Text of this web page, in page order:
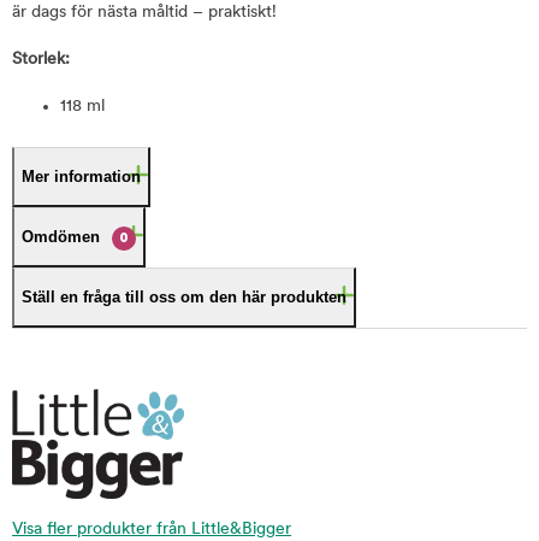
är dags för nästa måltid – praktiskt!
Storlek:
118 ml
Mer information
Omdömen 0
Ställ en fråga till oss om den här produkten
Visa fler produkter från Little&Bigger